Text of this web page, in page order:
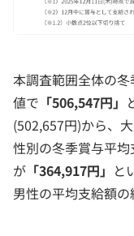
本調査範囲全体の
値で 「506,547円」
(502,657円)から、
性別の冬季賞与平
が 「364,917円」 と
男性の平均支給額の